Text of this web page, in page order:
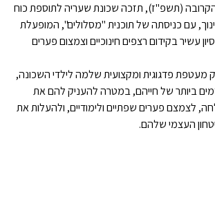
(תשפ"ז), תזכה שכונת שעריה לתוספת כוח
עם כניסתה של תוכנית "מסלולים", המופעלת
עשיר בקידום רצפים חינוכיים וצמצום פערים
פדגוגית ומקצועית שלמה לילדי השכונה,
ביותר של חייהם, במטרה להעניק להם את
לצמצם פערים שפתיים ולימודיים, ולהעלות את
העצמי שלהם.